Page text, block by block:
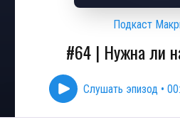
Подкаст
#64 | Нужна ли
Слушать эпизод •